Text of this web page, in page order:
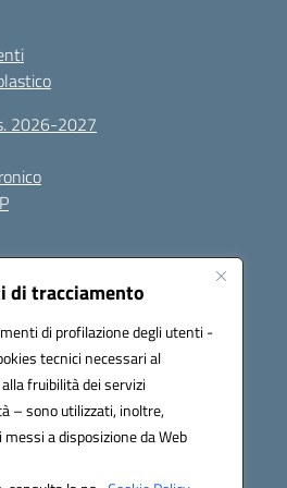
di tracciamento
di profilazione degli utenti -
tecnici necessari al
fruibilità dei servizi
– sono utilizzati, inoltre,
a disposizione da Web
2026-2027